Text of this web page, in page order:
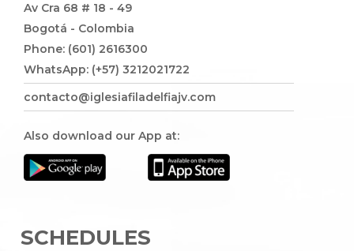
Av Cra 68 # 18 - 49
Bogotá - Colombia
Phone: (601) 2616300
WhatsApp: (+57) 3212021722
contacto@iglesiafiladelfiajv.com
Also download our App at:
SCHEDULES